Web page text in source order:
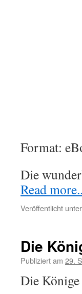
Format:
Die
Read
Veröffentlicht unter
Die
Publiziert am 29.
Die